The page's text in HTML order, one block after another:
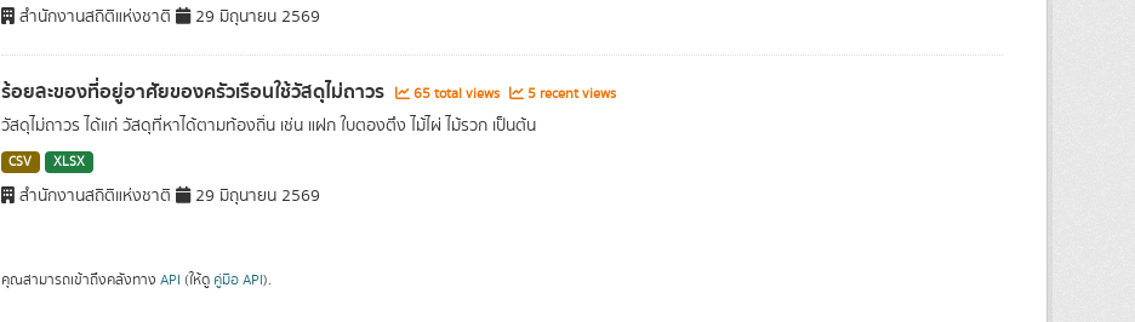
สำนักงานสถิติแห่งชาติ 29 มิถุนายน 2569
ร้อยละของที่อยู่อาศัยของครัวเรือนใช้วัสดุไม่ถาวร 65 total views 5 recent views
วัสดุไม่ถาวร ได้แก่ วัสดุที่หาได้ตามท้องถิ่น เช่น แฝก ใบตองตึง ไม้ไผ่ ไม้รวก เป็นต้น
CSV XLSX
สำนักงานสถิติแห่งชาติ 29 มิถุนายน 2569
คุณสามารถเข้าถึงคลังทาง API (ให้ดู คู่มือ API).